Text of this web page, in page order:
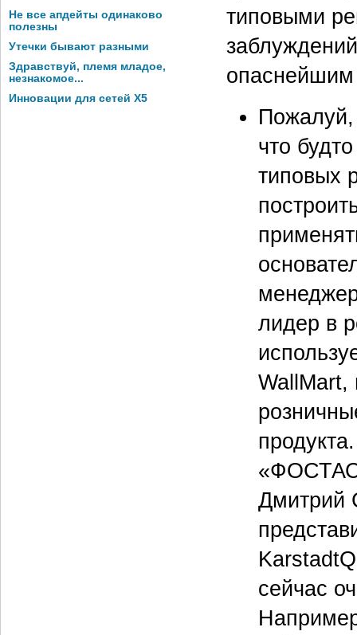
Не все апдейты одинаково
полезны
Утечки бывают разными
Здравствуй, племя младое,
незнакомое...
Инновации для сетей X5
типовыми
опаснейшим
Пожалуй,
что
типовых
лидер в
WallMart,
Дмитрий
сейчас